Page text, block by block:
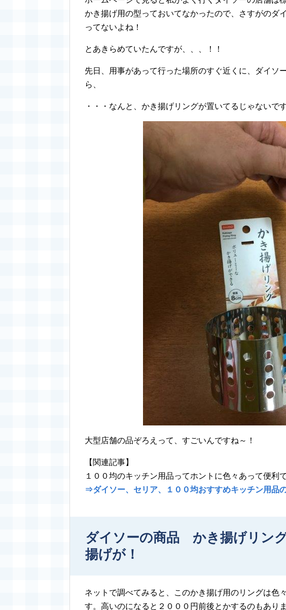
かき揚げ用の型っておいてなかったので、さすがのダ
ってないよね！
とあきらめていたんですが、、、！！
先日、用事があって行った場所のすぐ近くに、ダイソ
ら、
・・・なんと、かき揚げリングが置いてるじゃないで
大型店舗の品ぞろえって、すごいんですね～！
【関連記事】
１００均のキッチン用品ってホントに色々あって便利
⇒ダイソー、セリア、１００均おすすめキッチン用品
ダイソーの商品 かき揚げリン
揚げが！
ネットで調べてみると、このかき揚げ用のリングは色
す。高いのになると２０００円前後とかするのもあり